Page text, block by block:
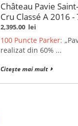
Château Pavie
Cru Classé A 2016 -
2,395.00 lei
100 Puncte Parker:
realizat din 60% ...
Citește mai mult